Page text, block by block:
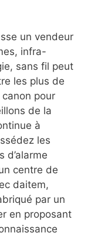
un vendeur
infra-
sans fil peut
les plus de
canon pour
de la
à
les
d’alarme
centre de
daitem,
par un
en proposant